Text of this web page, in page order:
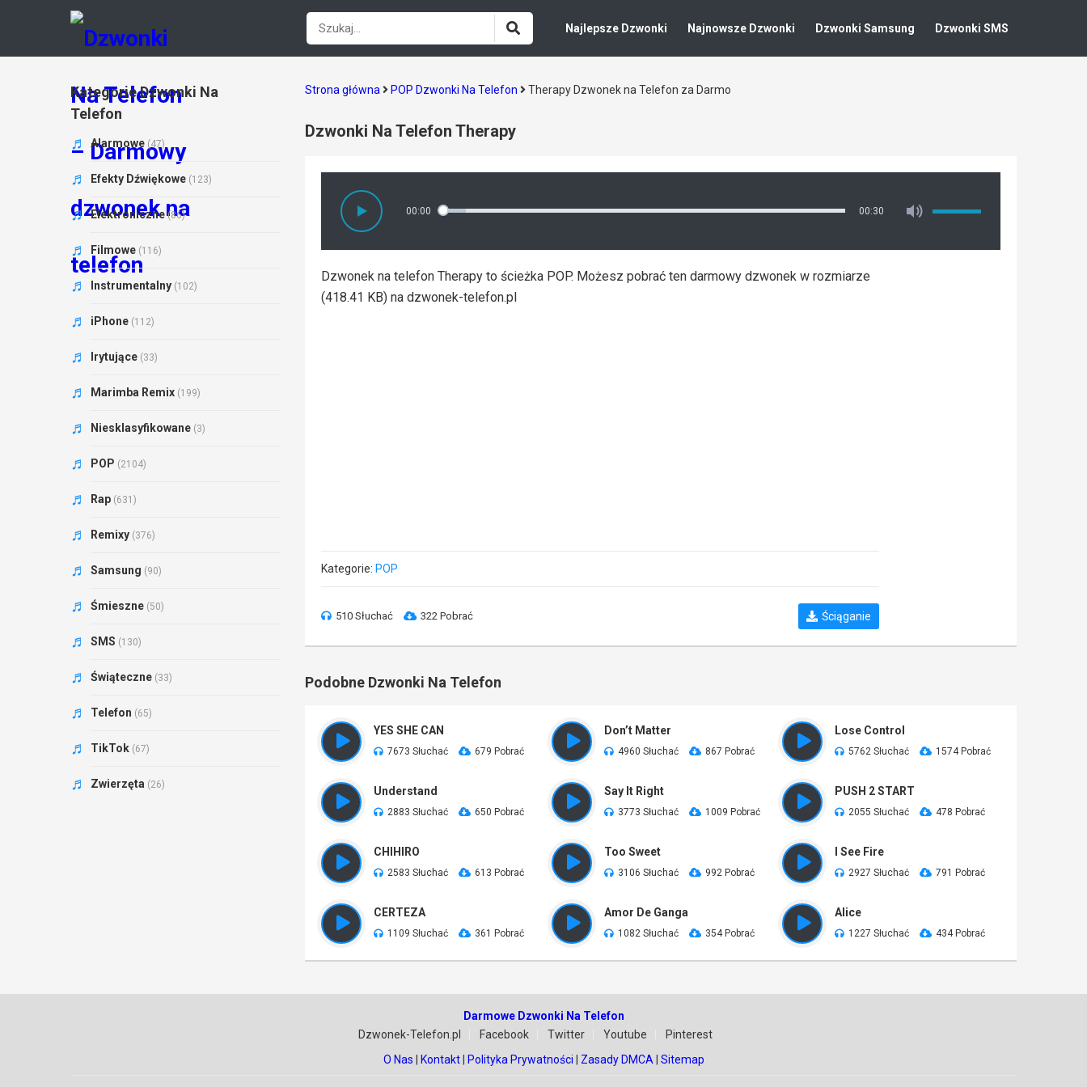
Najlepsze Dzwonki Najnowsze Dzwonki Dzwonki Samsung Dzwonki SMS
Strona główna POP Dzwonki Na Telefon Therapy Dzwonek na Telefon za Darmo
Dzwonki Na Telefon Therapy
00:00 00:30
Dzwonek na telefon Therapy to ścieżka POP. Możesz pobrać ten darmowy dzwonek w rozmiarze
(418.41 KB) na dzwonek-telefon.pl
Kategorie: POP
510 Słuchać 322 Pobrać Ściąganie
Podobne Dzwonki Na Telefon
YES SHE CAN
7673 Słuchać 679 Pobrać
Don’t Matter
4960 Słuchać 867 Pobrać
Lose Control
5762 Słuchać 1574 Pobrać
Understand
2883 Słuchać 650 Pobrać
Say It Right
3773 Słuchać 1009 Pobrać
PUSH 2 START
2055 Słuchać 478 Pobrać
CHIHIRO
2583 Słuchać 613 Pobrać
Too Sweet
3106 Słuchać 992 Pobrać
I See Fire
2927 Słuchać 791 Pobrać
CERTEZA
1109 Słuchać 361 Pobrać
Amor De Ganga
1082 Słuchać 354 Pobrać
Alice
1227 Słuchać 434 Pobrać
Kategorie Dzwonki Na
Telefon
Alarmowe (47)
Efekty Dźwiękowe (123)
Elektroniczne (86)
Filmowe (116)
Instrumentalny (102)
iPhone (112)
Irytujące (33)
Marimba Remix (199)
Niesklasyfikowane (3)
POP (2104)
Rap (631)
Remixy (376)
Samsung (90)
Śmieszne (50)
SMS (130)
Świąteczne (33)
Telefon (65)
TikTok (67)
Zwierzęta (26)
Darmowe Dzwonki Na Telefon
Dzwonek-Telefon.pl
Facebook Twitter Youtube
Pinterest
O Nas
Kontakt| Polityka Prywatności Zasady DMCA Sitemap